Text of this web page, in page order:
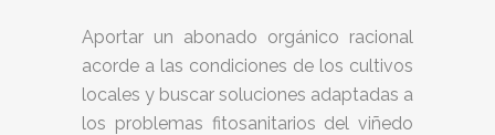
Aportar un abonado orgánico racional
acorde a las condiciones de los cultivos
locales y buscar soluciones adaptadas a
los problemas fitosanitarios del viñedo